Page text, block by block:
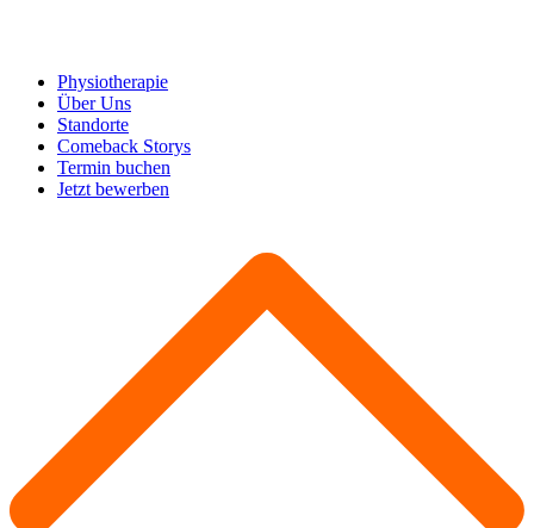
Physiotherapie
Über Uns
Standorte
Comeback Storys
Termin buchen
Jetzt bewerben